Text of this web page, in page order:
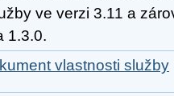
ve verzi 3.11 a
1.3.0.
vlastnosti služby